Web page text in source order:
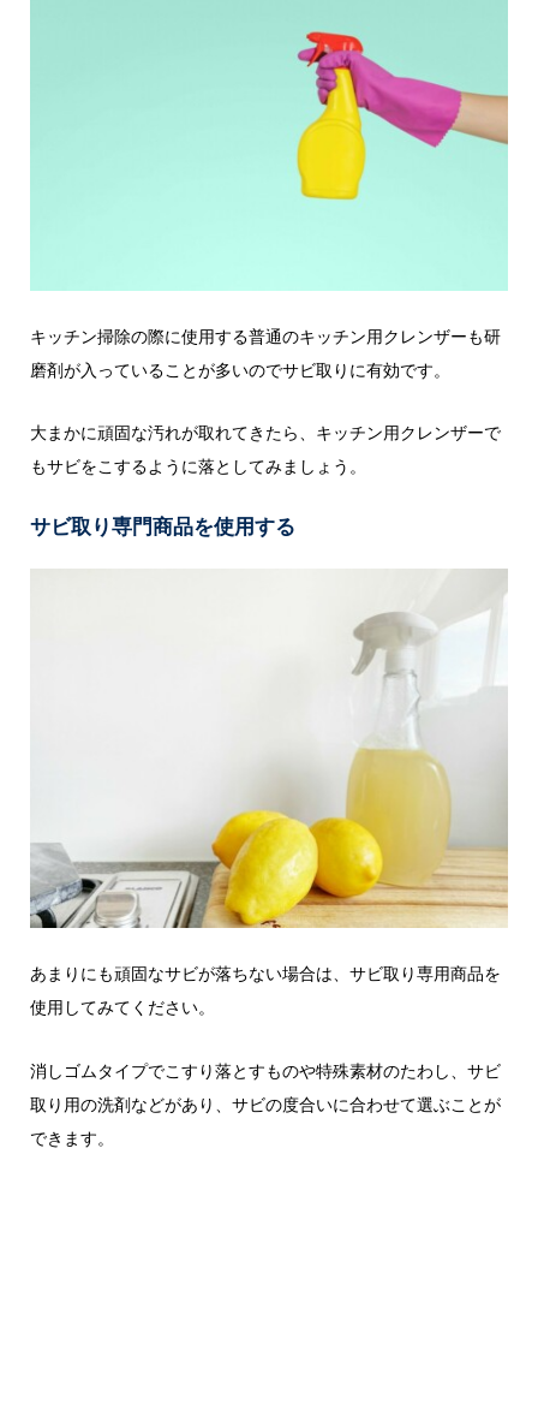
キッチン掃除の際に使用する普通のキッチン用クレンザーも研
磨剤が入っていることが多いのでサビ取りに有効です。
大まかに頑固な汚れが取れてきたら、キッチン用クレンザーで
もサビをこするように落としてみましょう。
サビ取り専門商品を使用する
あまりにも頑固なサビが落ちない場合は、サビ取り専用商品を
使用してみてください。
消しゴムタイプでこすり落とすものや特殊素材のたわし、サビ
取り用の洗剤などがあり、サビの度合いに合わせて選ぶことが
できます。